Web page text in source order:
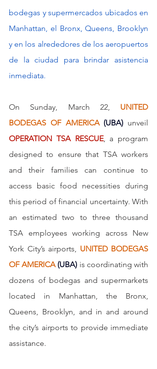
bodegas y supermercados ubicados en
Manhattan, el Bronx, Queens, Brooklyn
y en los alrededores de los aeropuertos
de la ciudad para brindar asistencia
inmediata.
On Sunday, March 22, UNITED
BODEGAS OF AMERICA (UBA)
OPERATION TSA RESCUE, a program
designed to ensure that TSA workers
and their families can continue to
access basic food necessities during
this period of financial uncertainty. With
an estimated two to three thousand
TSA employees working across New
York City’s airports, UNITED BODEGAS
OF AMERICA (UBA) is coordinating with
dozens of bodegas and supermarkets
located in Manhattan, the Bronx,
Queens, Brooklyn, and in and around
the city’s airports to provide immediate
assistance.